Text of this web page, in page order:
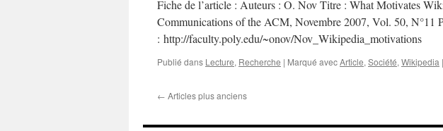
Fiche de l’article : Auteurs : O. Nov Titre : What Motivates
Communications of the ACM, Novembre 2007, Vol. 50, N°11
: http://faculty.poly.edu/~onov/Nov_Wikipedia_motivations
Publié dans Lecture, Recherche | Marqué avecArticle, Société, Wikipedia |
← Articles plus anciens